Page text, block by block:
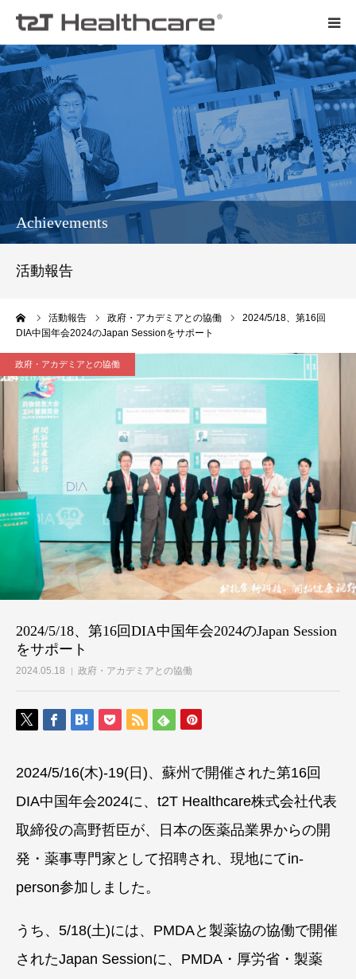
Achievements
活動報告
活動報告 政府・アカデミアとの協働
2024/5/18、第16回
DIA中国年会2024のJapan Sessionをサポート
政府・アカデミアとの協働
2024/5/18、第16回DIA中国年会2024のJapan Session
をサポート
2024.05.18 政府・アカデミアとの協働
2024/5/16(木)-19(日)、蘇州で開催された第16回
DIA中国年会2024に、t2T Healthcare株式会社代表
取締役の高野哲臣が、日本の医薬品業界からの開
発・薬事専門家として招聘され、現地にてin-
person参加しました。
うち、5/18(土)には、PMDAと製薬協の協働で開催
されたJapan Sessionに、PMDA・厚労省・製薬
t2Tについて
会社概要
メンバー紹介
活動報告
ご依頼・お問い合わせ